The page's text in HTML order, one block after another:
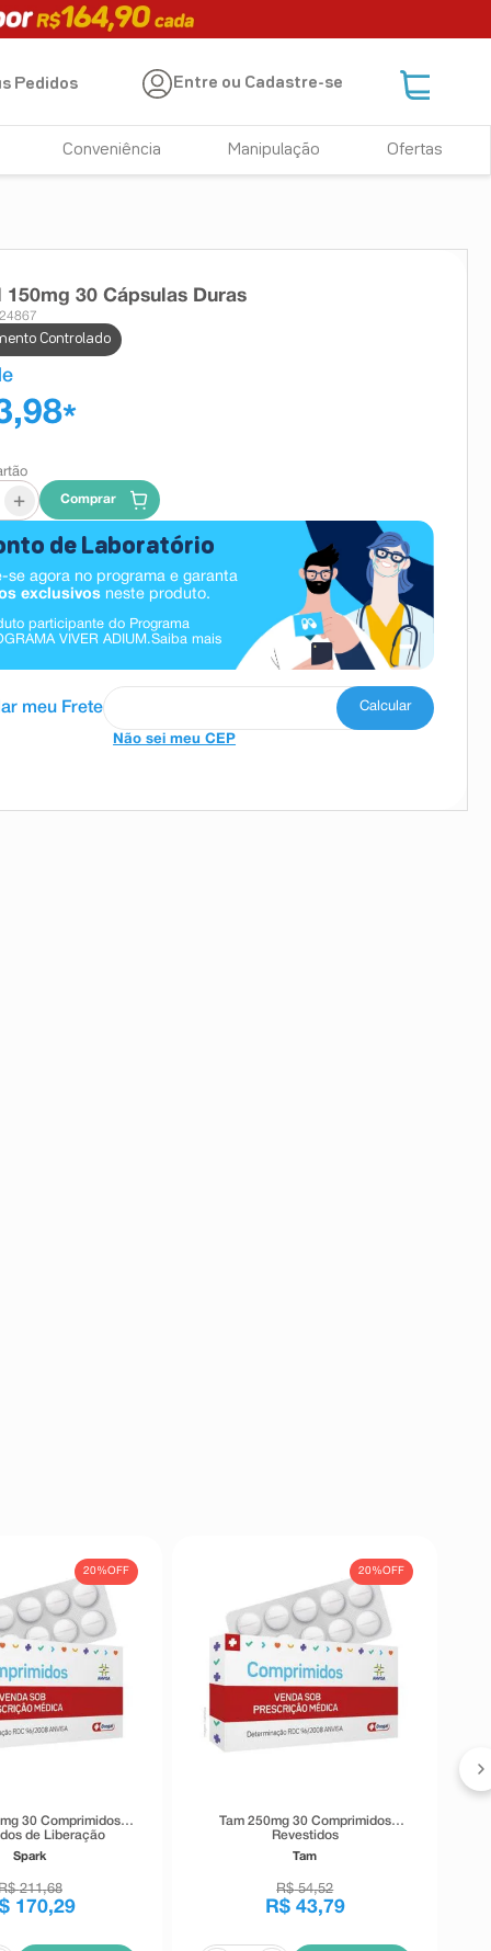
Pedidos Entre ou Cadastre-se
Conveniência Manipulação Ofertas
150mg 30 Cápsulas Duras
Controlado
*
+ Comprar
de Laboratório
se agora no programa e garanta
exclusivos neste produto.
participante do Programa
VIVER ADIUM.Saiba mais
Não sei meu CEP
20%OFF
30 Comprimidos
de Liberação
Prolongada
Spark
211,68
170,29
20%OFF
Tam 250mg 30 Comprimidos
Revestidos
Tam
R$ 54,52
R$ 43,79